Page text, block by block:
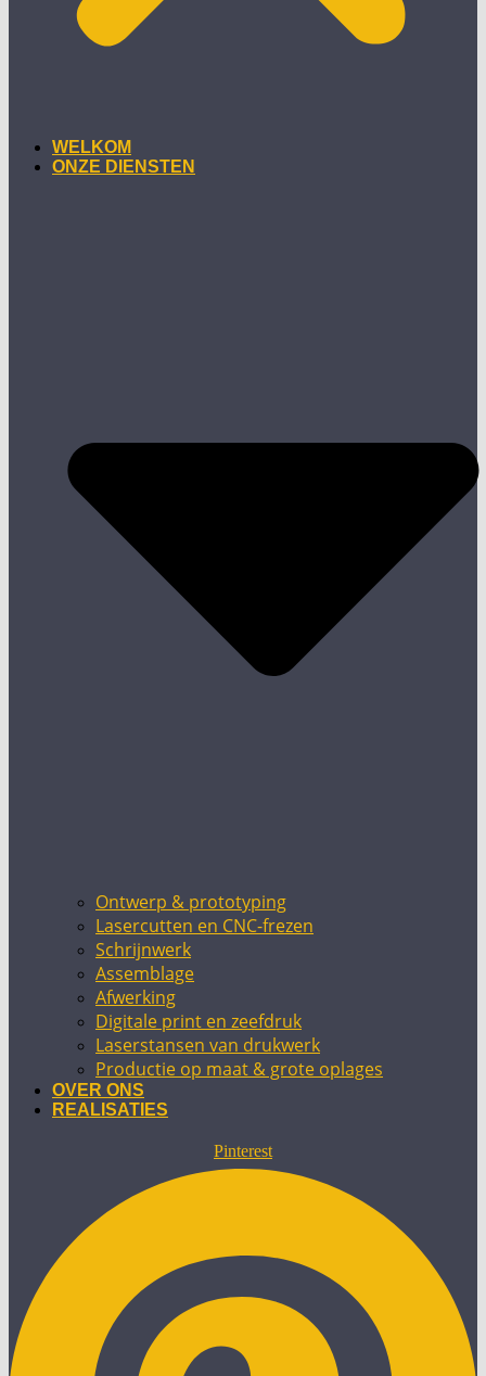
WELKOM
ONZE DIENSTEN
Ontwerp & prototyping
Lasercutten en CNC-frezen
Schrijnwerk
Assemblage
Afwerking
Digitale print en zeefdruk
Laserstansen van drukwerk
Productie op maat & grote oplages
OVER ONS
REALISATIES
Pinterest